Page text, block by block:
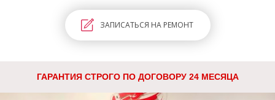
ЗАПИСАТЬСЯ НА РЕМОНТ
ГАРАНТИЯ СТРОГО ПО ДОГОВОРУ 24 МЕСЯЦА